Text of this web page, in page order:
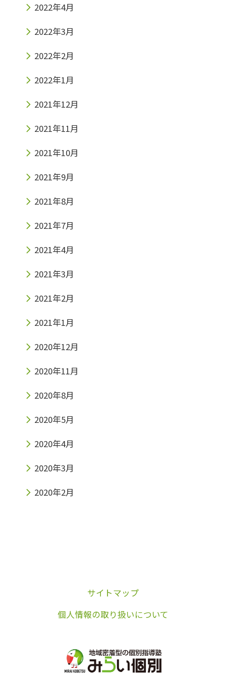
2022年4月
2022年3月
2022年2月
2022年1月
2021年12月
2021年11月
2021年10月
2021年9月
2021年8月
2021年7月
2021年4月
2021年3月
2021年2月
2021年1月
2020年12月
2020年11月
2020年8月
2020年5月
2020年4月
2020年3月
2020年2月
サイトマップ
個人情報の取り扱いについて